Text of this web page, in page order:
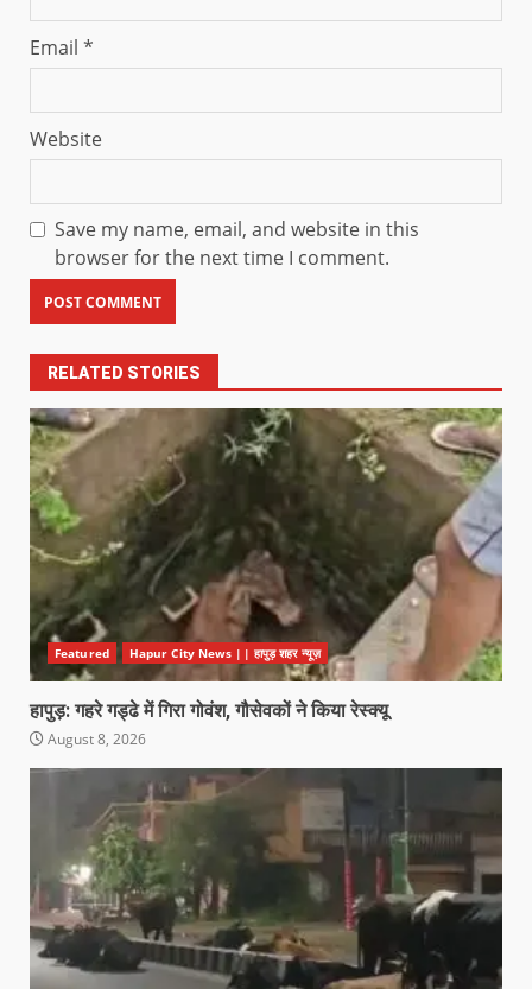
Email *
Website
Save my name, email, and website in this
browser for the next time I comment.
RELATED STORIES
Featured Hapur City News || हापुड़ शहर न्यूज़
हापुड़: गहरे गड्ढे में गिरा गोवंश, गौसेवकों ने किया रेस्क्यू
August 8, 2026